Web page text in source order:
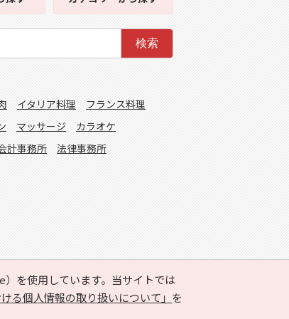
を使用しています。当サイトでは
る個人情報の取り扱いについて」 を
検索
イタリア料理
フランス料理
マッサージ
カラオケ
計事務所 法律事務所